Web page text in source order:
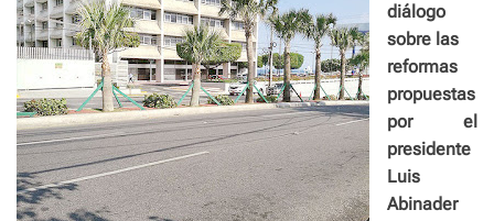
diálogo
sobre las
reformas
propuestas
por el
presidente
Luis
Abinader